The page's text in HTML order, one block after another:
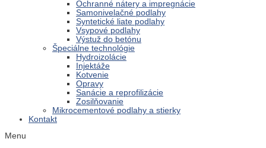
Ochranné nátery a impregnácie
Samonivelačné podlahy
Syntetické liate podlahy
Vsypové podlahy
Výstuž do betónu
Špeciálne technológie
Hydroizolácie
Injektáže
Kotvenie
Opravy
Sanácie a reprofilizácie
Zosilňovanie
Mikrocementové podlahy a stierky
Kontakt
Menu